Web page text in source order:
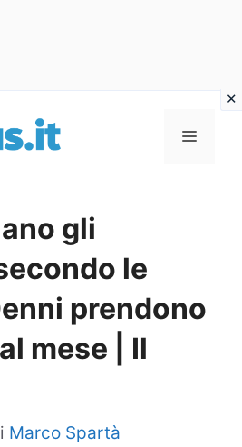
Menu
gli
le
prendono
mese | Il
Marco Spartà